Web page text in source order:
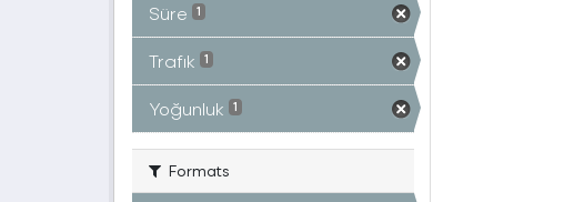
Süre 1
Trafık 1
Yoğunluk 1
Formats